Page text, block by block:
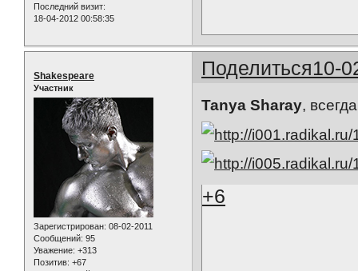
Последний визит:
18-04-2012 00:58:35
Поделиться10-
Shakespeare
Участник
Зарегистрирован: 08-02-2011
Сообщений: 95
Уважение: +313
Позитив: +67
Tanya Sharay,
+6